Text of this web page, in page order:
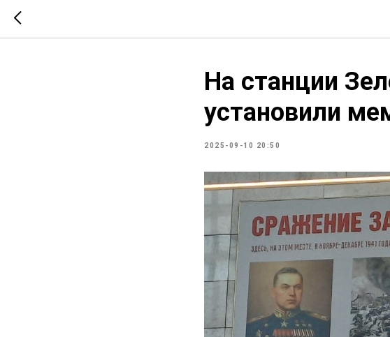
На станции
установили
2025-09-10 20:50